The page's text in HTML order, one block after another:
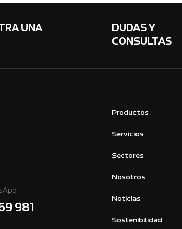
UNA
DUDAS Y
CONSULTAS
981
Productos
Servicios
Sectores
Nosotros
Noticias
Sostenibilidad